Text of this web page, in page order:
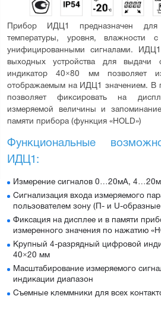
Прибор ИДЦ1 предназначен для
температуры, уровня, влажности
унифицированными сигналами.
выходных устройства для выдачи
индикатор 40×80 мм позволяет
отображаемым на ИДЦ1 значением. В
позволяет фиксировать на
измеряемой величины и
памяти прибора (функция «HOLD»)
Функциональные
ИДЦ1:
Измерение сигналов 0…20мА,
Сигнализация входа измеряемого
пользователем зону (П- и U-образные
Фиксация на дисплее и в памяти
измеренного значения по нажатию
Крупный 4-разрядный цифровой
40×20 мм
Масштабирование измеряемого
индикации диапазон
Съемные клеммники для всех